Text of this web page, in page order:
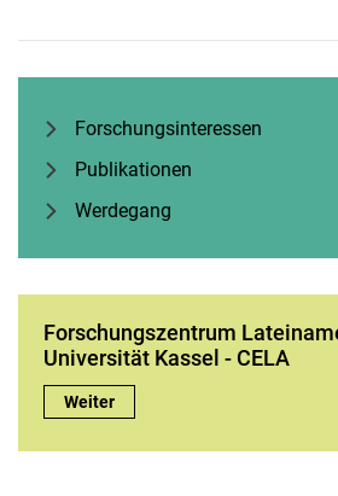
Forschungsinteressen
Publikationen
Werdegang
Forschungszentrum
Universität Kassel - CELA
Forschungszentrum Lateinamerika
Weiter